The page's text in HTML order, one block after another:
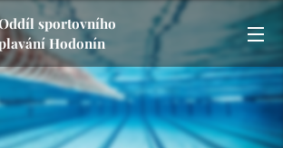
sportovního
Hodonín